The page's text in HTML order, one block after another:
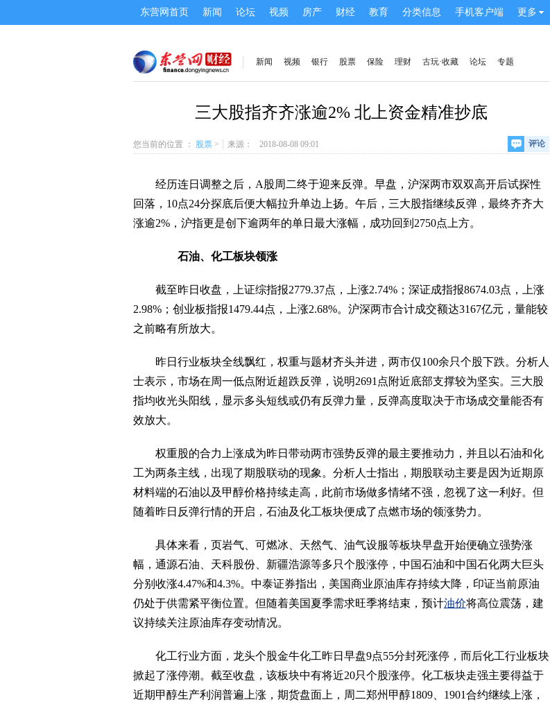
东营网首页 新闻 论坛 视频 房产 财经 教育 分类信息 手机客户端 更多
新闻 视频 银行 股票 保险 理财 古玩·收藏 论坛 专题
三大股指齐齐涨逾2% 北上资金精准抄底
您当前的位置 ： 股票 > 来源： 2018-08-08 09:01 评论
经历连日调整之后，A股周二终于迎来反弹。早盘，沪深两市双双高开后试探性
回落，10点24分探底后便大幅拉升单边上扬。午后，三大股指继续反弹，最终齐齐大
涨逾2%， 沪指更是创下逾两年的单日最大涨幅，成功回到2750点上方。
石油、化工板块领涨
截至昨日收盘，上证综指报2779.37点，上涨2.74%； 深证成指报8674.03点，上涨
2.98%； 创业板指报1479.44点，上涨2.68%。沪深两市合计成交额达3167亿元，量能较
之前略有所放大。
昨日行业板块全线飘红，权重与题材齐头并进，两市仅100余只个股下跌。分析人
士表示，市场在周一低点附近超跌反弹，说明2691点附近底部支撑较为坚实。三大股
指均收光头阳线，显示多头短线或仍有反弹力量，反弹高度取决于市场成交量能否有
效放大。
权重股的合力上涨成为昨日带动两市强势反弹的最主要推动力，并且以石油和化
工为两条主线，出现了期股联动的现象。分析人士指出，期股联动主要是因为近期原
材料端的石油以及甲醇价格持续走高，此前市场做多情绪不强，忽视了这一利好。但
随着昨日反弹行情的开启，石油及化工板块便成了点燃市场的领涨势力。
具体来看，页岩气、可燃冰、天然气、油气设服等板块早盘开始便确立强势涨
幅，通源石油、天科股份、新疆浩源等多只个股涨停，中国石油和中国石化两大巨头
分别收涨4.47%和4.3%。中泰证券指出，美国商业原油库存持续大降，印证当前原油
仍处于供需紧平衡位置。但随着美国夏季需求旺季将结束，预计油价将高位震荡，建
议持续关注原油库存变动情况。
化工行业方面，龙头个股金牛化工昨日早盘9点55分封死涨停，而后化工行业板块
掀起了涨停潮。截至收盘，该板块中有将近20只个股涨停。化工板块走强主要得益于
近期甲醇生产利润普遍上涨，期货盘面上，周二郑州甲醇1809、1901合约继续上涨，